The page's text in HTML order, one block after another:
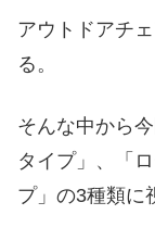
アウトドアチ
る。
そんな中から
タイプ」、「
プ」の3種類に